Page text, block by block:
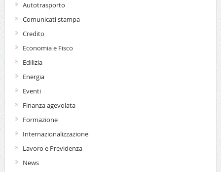
Autotrasporto
Comunicati stampa
Credito
Economia e Fisco
Edilizia
Energia
Eventi
Finanza agevolata
Formazione
Internazionalizzazione
Lavoro e Previdenza
News